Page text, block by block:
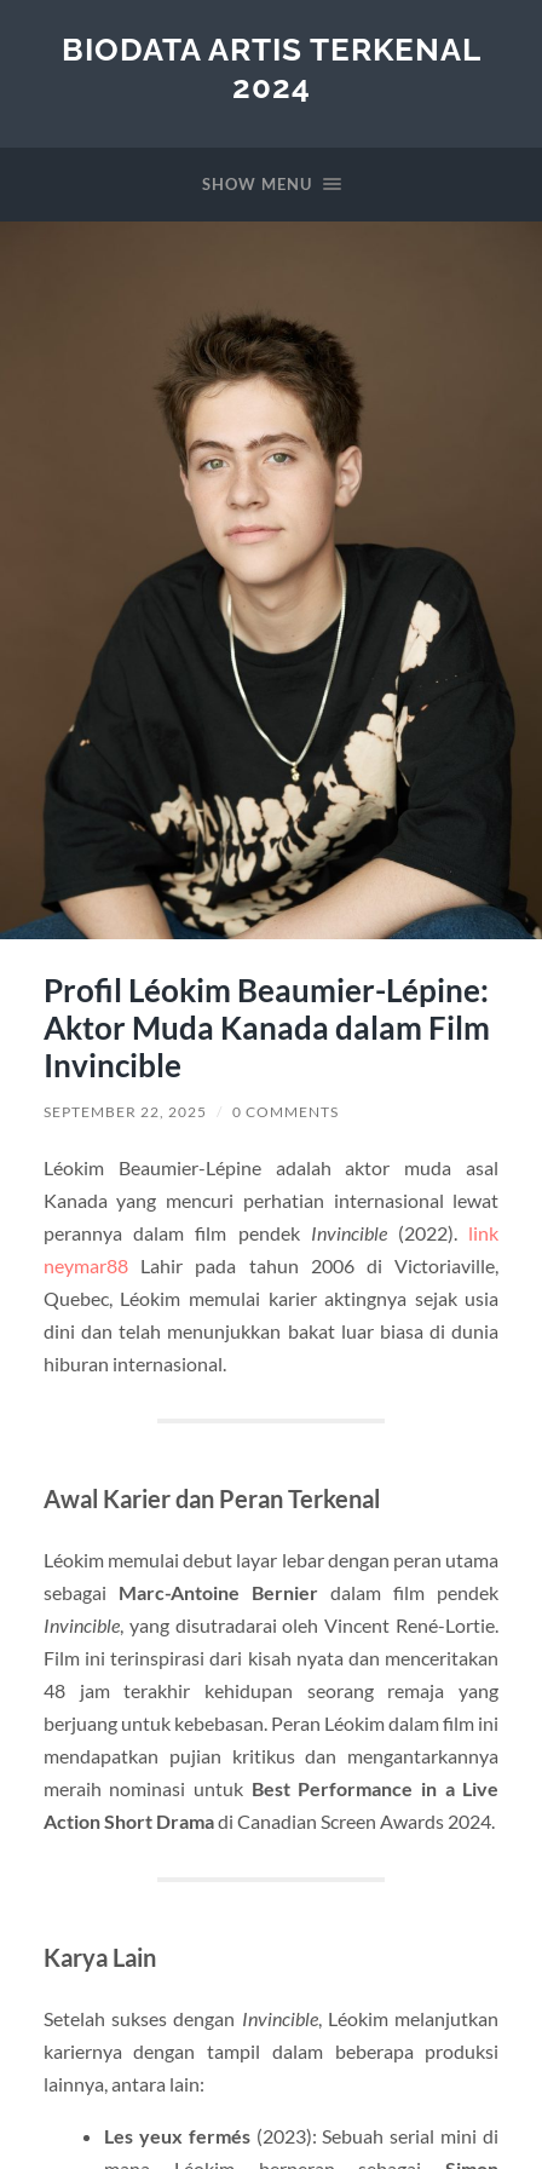
BIODATA ARTIS TERKENAL
2024
SHOW MENU
Profil Léokim Beaumier-Lépine:
Aktor Muda Kanada dalam Film
Invincible
SEPTEMBER 22, 2025 / 0 COMMENTS
Léokim Beaumier-Lépine adalah aktor muda asal
Kanada yang mencuri perhatian internasional lewat
perannya dalam film pendek Invincible(2022). link
neymar88Lahir pada tahun 2006 di Victoriaville,
Quebec, Léokim memulai karier aktingnya sejak usia
dini dan telah menunjukkan bakat luar biasa di dunia
hiburan internasional.
Awal Karier dan Peran Terkenal
Léokim memulai debut layar lebar dengan peran utama
sebagai Marc-Antoine Bernierdalam film pendek
Invincible, yang disutradarai oleh Vincent René-Lortie.
Film ini terinspirasi dari kisah nyata dan menceritakan
48 jam terakhir kehidupan seorang remaja yang
berjuang untuk kebebasan. Peran Léokim dalam film ini
mendapatkan pujian kritikus dan mengantarkannya
meraih nominasi untuk Best Performance in a Live
Action Short Dramadi Canadian Screen Awards 2024.
Karya Lain
Setelah sukses dengan Invincible, Léokim melanjutkan
kariernya dengan tampil dalam beberapa produksi
lainnya, antara lain:
Les yeux fermés(2023): Sebuah serial mini di